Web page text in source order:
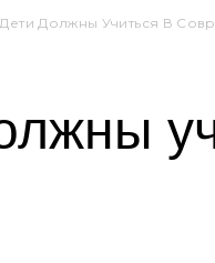
Должны Учиться В